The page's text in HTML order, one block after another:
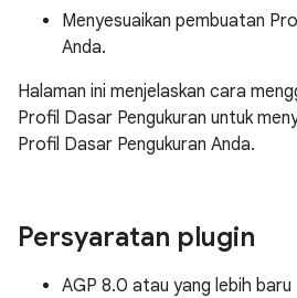
Menyesuaikan pembuatan
Anda.
Halaman ini menjelaskan cara
Profil Dasar Pengukuran untuk
Profil Dasar Pengukuran Anda.
Persyaratan plugin
AGP 8.0 atau yang lebih baru